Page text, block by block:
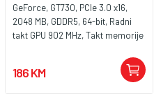
GeForce, GT730, PCIe 3.0 x16,
2048 MB, GDDR5, 64-bit, Radni
takt GPU 902 MHz, Takt memorije
186 KM